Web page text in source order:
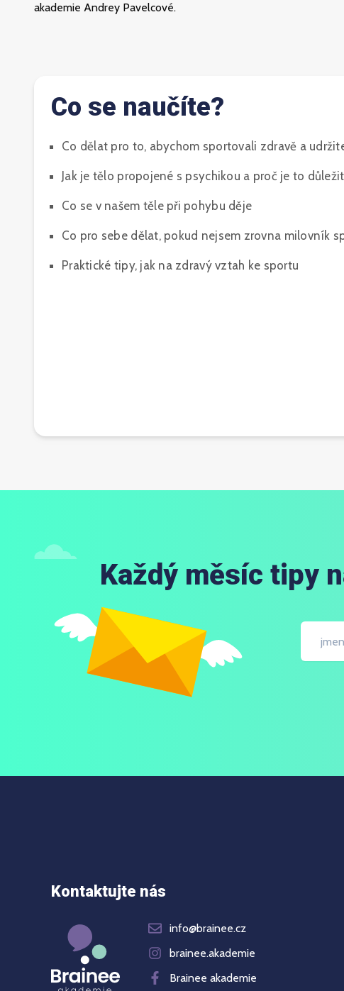
akademie Andrey Pavelcové.
Co se naučíte?
Co dělat pro to, abychom sportovali zdravě a
Jak je tělo propojené s psychikou a proč je to
Co se v našem těle při pohybu děje
Co pro sebe dělat, pokud nejsem zrovna milovník
Praktické tipy, jak na zdravý vztah ke sportu
Každý měsíc tipy
Kontaktujte nás
info@brainee.cz
brainee.akademie
Brainee akademie